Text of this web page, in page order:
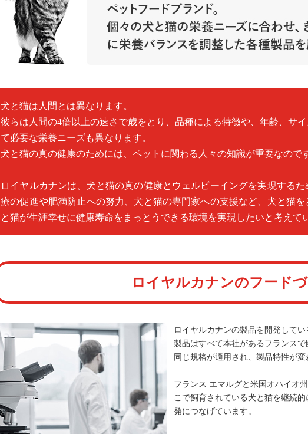
犬と猫は人間とは異なります。
彼らは人間の4倍以上の速さで歳をとり、品種による特徴や、年齢、サ
て必要な栄養ニーズも異なります。
犬と猫の真の健康のためには、ペットに関わる人々の知識が重要なので
ロイヤルカナンは、犬と猫の真の健康とウェルビーイングを実現する
療の促進や肥満防止への努力、犬と猫の専門家への支援など、犬と猫
と猫が生涯幸せに健康寿命をまっとうできる環境を実現したいと考えて
ロイヤルカナンのフードづ
ロイヤルカナンの製品を開発して
製品はすべて本社があるフランス
同じ規格が適用され、製品特性が変
フランス エマルグと米国オハイオ
こで飼育されている犬と猫を継続
発につなげています。